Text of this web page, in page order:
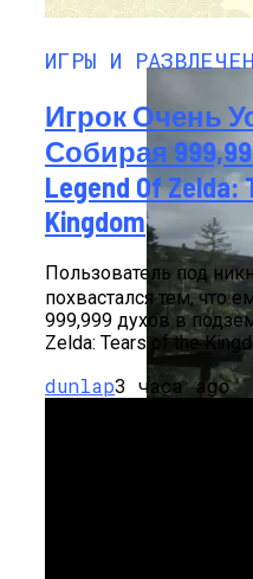
Вышел
ИГРЫ И
Игрок Очень
Собирая
Legend Of Zelda:
Kingdom
Пользователь под
похвастался тем, что
999,999 духов в
Zelda: Tears of the
dunlap3 часа ago